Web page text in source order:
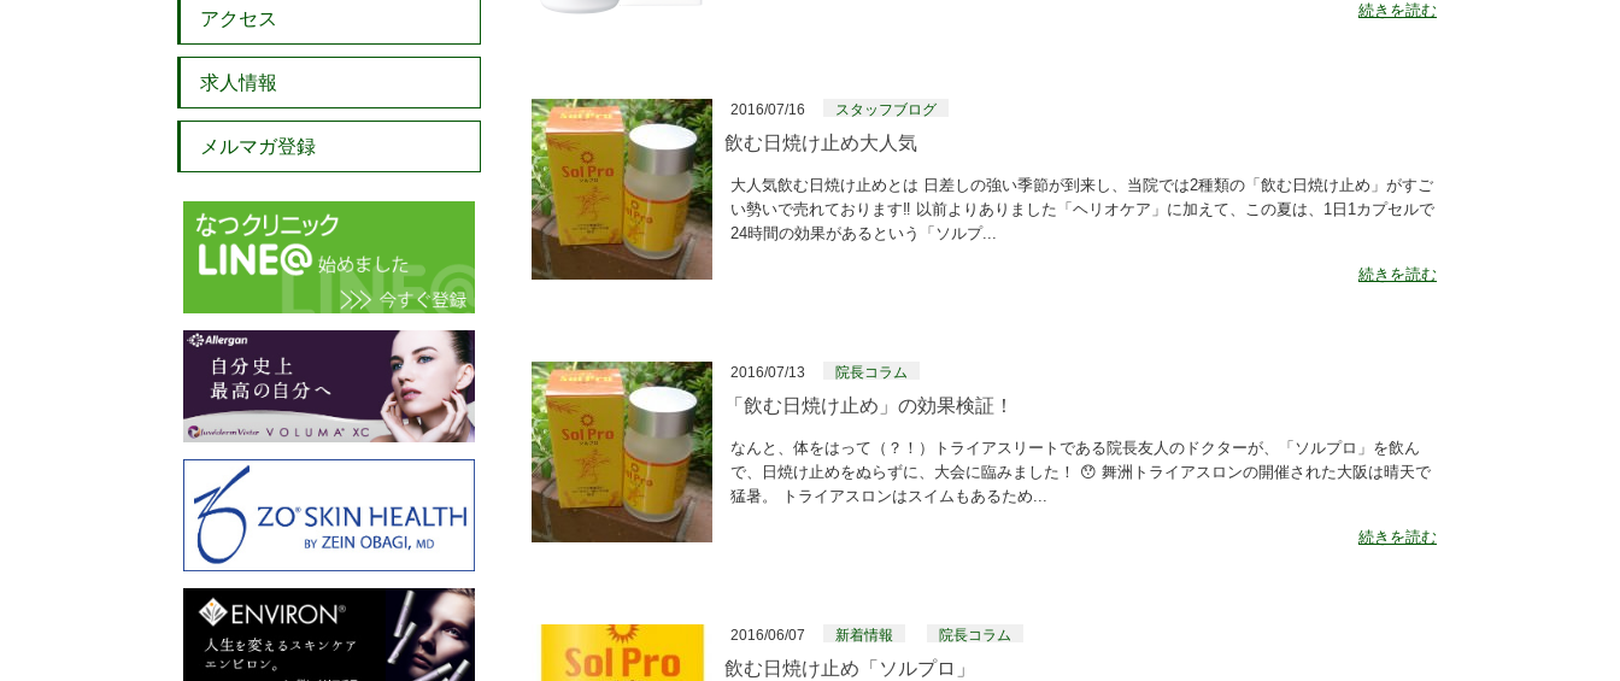
続きを読む
2016/07/16 スタッフブログ
飲む日焼け止め大人気
大人気飲む日焼け止めとは 日差しの強い季節が到来し、当院では2種類の「飲む日焼け止め」がすご
い勢いで売れております‼ 以前よりありました「ヘリオケア」に加えて、この夏は、1日1カプセルで
24時間の効果があるという「ソルプ...
続きを読む
2016/07/13 院長コラム
「飲む日焼け止め」の効果検証！
なんと、体をはって（？！）トライアスリートである院長友人のドクターが、「ソルプロ」を飲ん
で、日焼け止めをぬらずに、大会に臨みました！ 😯 舞洲トライアスロンの開催された大阪は晴天で
猛暑。 トライアスロンはスイムもあるため...
続きを読む
2016/06/07 新着情報 院長コラム
飲む日焼け止め「ソルプロ」
アクセス
求人情報
メルマガ登録